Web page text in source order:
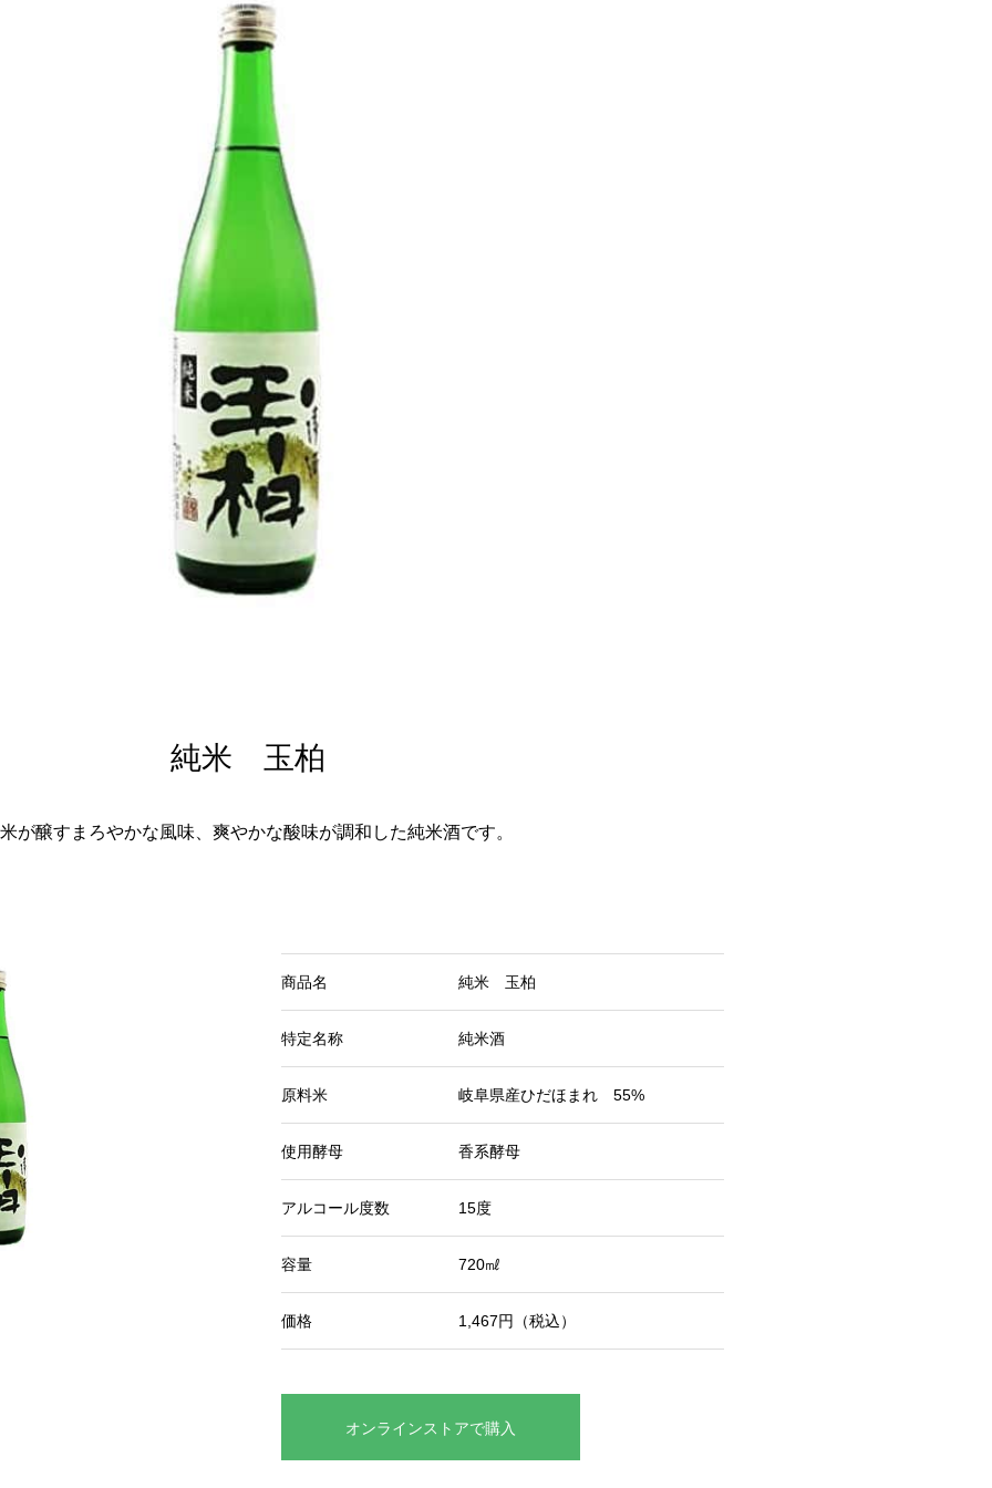
純米 玉柏
が醸すまろやかな風味、爽やかな酸味が調和した純米酒です。
商品名 純米 玉柏
特定名称 純米酒
原料米 岐阜県産ひだほまれ 55%
使用酵母 香系酵母
アルコール度数 15度
容量 720㎖
価格 1,467円（税込）
オンラインストアで購入